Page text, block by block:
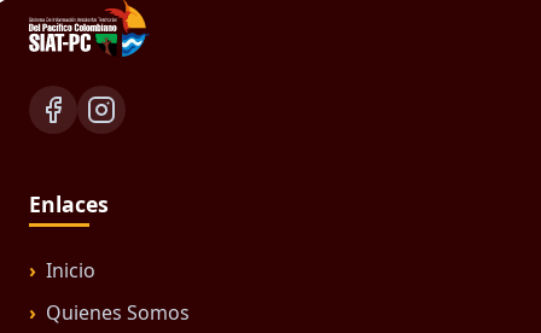
Enlaces
Inicio
Quienes Somos